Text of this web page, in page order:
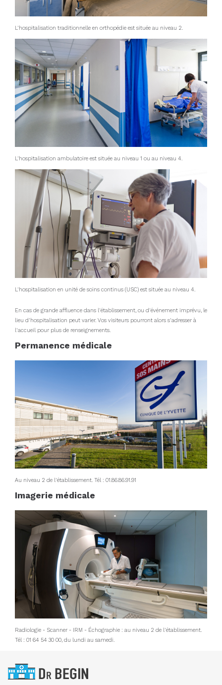
L'hospitalisation traditionnelle en orthopédie est située au niveau 2.
L'hospitalisation ambulatoire est située au niveau 1 ou au niveau 4.
L'hospitalisation en unité de soins continus (USC) est située au niveau 4.
En cas de grande affluence dans l'établissement, ou d'événement imprévu, le
lieu d'hospitalisation peut varier. Vos visiteurs pourront alors s'adresser à
l'accueil pour plus de renseignements.
Permanence médicale
Au niveau 2 de l'établissement. Tél : 01.86.86.91.91
Imagerie médicale
Radiologie - Scanner - IRM - Échographie : au niveau 2 de l'établissement.
Tél : 01 64 54 30 00, du lundi au samedi.